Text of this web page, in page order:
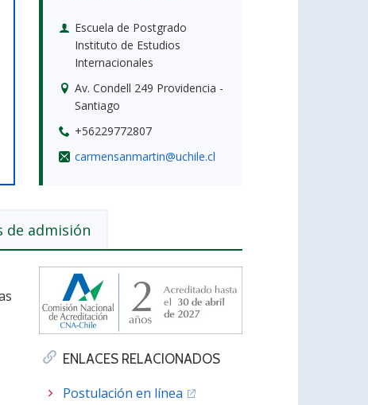
Escuela de Postgrado
Instituto de Estudios
Internacionales
Av. Condell 249 Providencia -
Santiago
+56229772807
carmensanmartin@uchile.cl
de admisión
ENLACES RELACIONADOS
Postulación en línea